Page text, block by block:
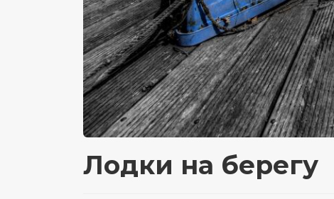
Лодки на берегу